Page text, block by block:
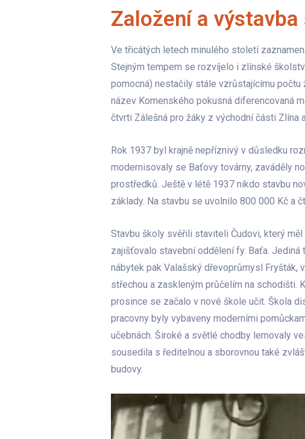
Založení a
Ve třicátých letech minulého století
Stejným tempem se rozvíjelo i zlínské
pomocná) nestačily stále vzrůstajícímu
název Komenského pokusná diferencovaná
čtvrti Zálešná pro žáky z východní části Zlína
Rok 1937 byl krajně nepříznivý v důsledku
modernisovaly se Baťovy továrny, zaváděly
prostředků. Ještě v létě 1937 nikdo stavbu
základy. Na stavbu se uvolnilo 800 000 Kč a
Stavbu školy svěřili staviteli Čudovi, který
zajišťovalo stavební oddělení fy. Baťa.
nábytek pak Valašský dřevoprůmysl Fryšták,
střechou a zaskleným průčelím na schodišti.
prosince se začalo v nové škole učit. Škola
pracovny byly vybaveny moderními
učebnách. Široké a světlé chodby lemovaly
sousedila s ředitelnou a sborovnou také
budovy.